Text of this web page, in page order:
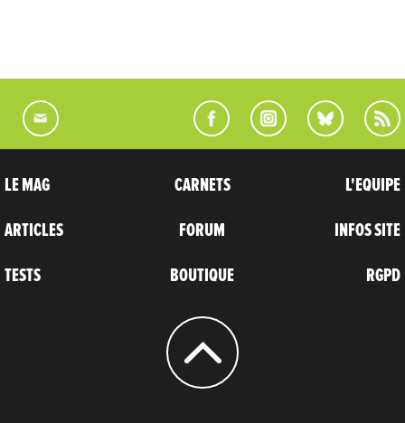
LE MAG
ARTICLES
TESTS
CARNETS
FORUM
BOUTIQUE
L'EQUIPE
INFOS SITE
RGPD